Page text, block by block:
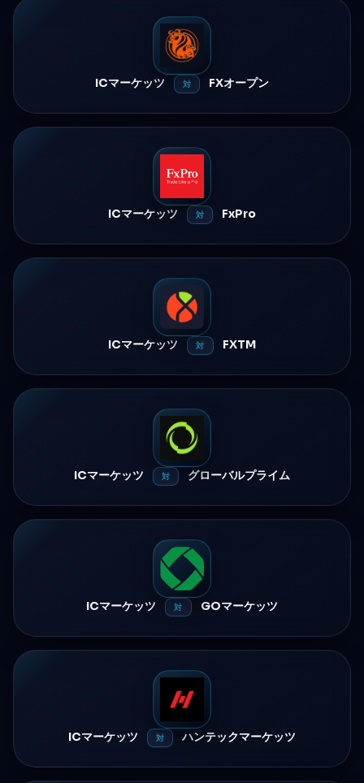
ICマーケッツ 対 FXオープン
ICマーケッツ 対 FxPro
ICマーケッツ 対 FXTM
ICマーケッツ 対 グローバルプライム
ICマーケッツ 対 GOマーケッツ
ICマーケッツ 対 ハンテックマーケッツ